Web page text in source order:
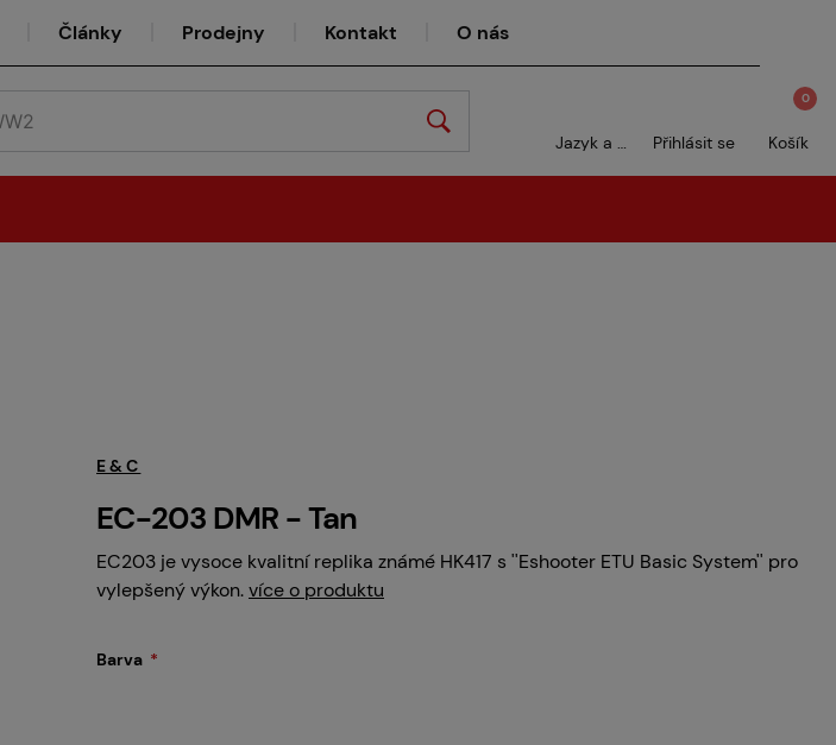
Články Prodejny Kontakt O nás
Jazyk a měna Přihlásit se
0
Košík
E&C
EC-203 DMR - Tan
EC203 je vysoce kvalitní replika známé HK417 s ''Eshooter ETU Basic System'' pro
vylepšený výkon.více o produktu
Barva